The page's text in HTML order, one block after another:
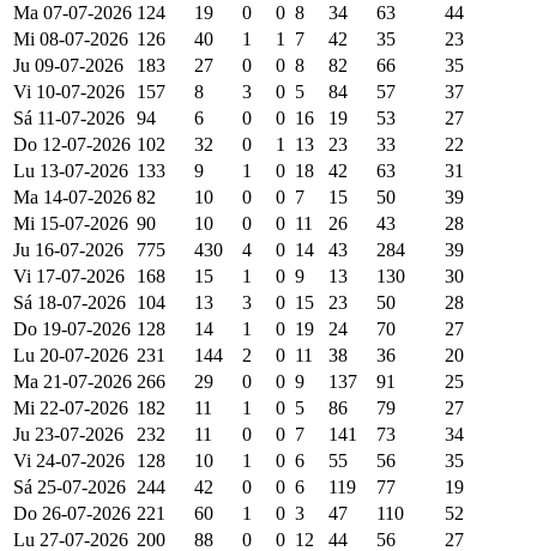
Ma 07-07-2026 124 19 0 0 8 34 63
44
Mi 08-07-2026 126 40 1 1 7 42 35
23
Ju 09-07-2026
183 27 0 0 8 82 66
35
Vi 10-07-2026
157 8 3 0 5 84 57
37
Sá 11-07-2026 94 6 0 0 16 19 53
27
Do 12-07-2026 102 32 0 1 13 23 33
22
Lu 13-07-2026 133 9 1 0 18 42 63
31
Ma 14-07-2026 82 10 0 0 7 15 50
39
Mi 15-07-2026 90 10 0 0 11 26 43
28
Ju 16-07-2026
775 430 4 0 14 43 284
39
Vi 17-07-2026
168 15 1 0 9 13 130
30
Sá 18-07-2026 104 13 3 0 15 23 50
28
Do 19-07-2026 128 14 1 0 19 24 70
27
Lu 20-07-2026 231 144 2 0 11 38 36
20
Ma 21-07-2026 266 29 0 0 9 137 91
25
Mi 22-07-2026 182 11 1 0 5 86 79
27
Ju 23-07-2026
232 11 0 0 7 141 73
34
Vi 24-07-2026
128 10 1 0 6 55 56
35
Sá 25-07-2026 244 42 0 0 6 119 77
19
Do 26-07-2026 221 60 1 0 3 47 110
52
Lu 27-07-2026 200 88 0 0 12 44 56
27